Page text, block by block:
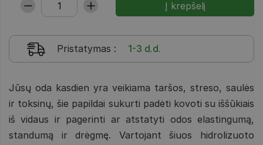
Pristatymas : 1-3 d.d.
Jūsų oda kasdien yra veikiama taršos, streso, saulės
ir toksinų, šie papildai sukurti padėti kovoti su iššūkiais
iš vidaus ir pagerinti ar atstatyti odos elastingumą,
standumą ir drėgmę. Vartojant šiuos hidrolizuoto